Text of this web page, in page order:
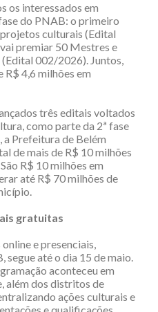
os interessados em
do PNAB: o primeiro
culturais (Edital
premiar 50 Mestres e
002/2026). Juntos,
R$ 4,6 milhões em
três editais voltados
como parte da 2ª fase
a Prefeitura de Belém
de mais de R$ 10 milhões
R$ 10 milhões em
até R$ 70 milhões de
gratuitas
e presenciais,
segue até o dia 15 de maio.
aconteceu em
além dos distritos de
ações culturais e